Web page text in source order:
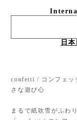
日
confetti / コンフェ
さな遊び心
まるで紙吹雪がふわ